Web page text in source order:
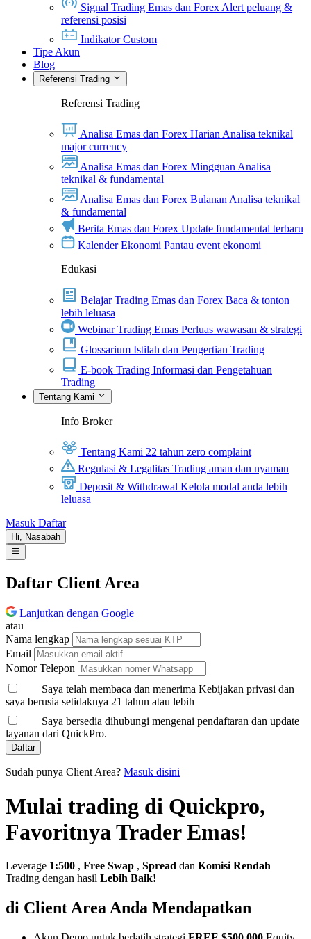
Signal Trading Emas dan Forex Alert peluang &
referensi posisi
Indikator Custom
Tipe Akun
Blog
Referensi Trading
Referensi Trading
Analisa Emas dan Forex Harian Analisa teknikal
major currency
Analisa Emas dan Forex Mingguan Analisa
teknikal & fundamental
Analisa Emas dan Forex Bulanan Analisa teknikal
& fundamental
Berita Emas dan Forex Update fundamental terbaru
Kalender Ekonomi Pantau event ekonomi
Edukasi
Belajar Trading Emas dan Forex Baca & tonton
lebih leluasa
Webinar Trading Emas Perluas wawasan & strategi
Glossarium Istilah dan Pengertian Trading
E-book Trading Informasi dan Pengetahuan
Trading
Tentang Kami
Info Broker
Tentang Kami 22 tahun zero complaint
Regulasi & Legalitas Trading aman dan nyaman
Deposit & Withdrawal Kelola modal anda lebih
leluasa
Masuk Daftar
Hi, Nasabah
Daftar Client Area
Lanjutkan dengan Google
atau
Nama lengkap
Email
Nomor Telepon
Saya telah membaca dan menerima Kebijakan privasi dan
saya berusia setidaknya 21 tahun atau lebih
Saya bersedia dihubungi mengenai pendaftaran dan update
layanan dari QuickPro.
Daftar
Sudah punya Client Area? Masuk disini
Mulai trading di Quickpro,
Favoritnya Trader Emas!
Leverage 1:500 , Free Swap , Spread dan Komisi Rendah
Trading dengan hasil Lebih Baik!
di Client Area Anda Mendapatkan